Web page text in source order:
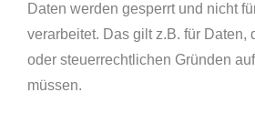
Daten werden gesperrt und nicht
verarbeitet. Das gilt z.B. für Daten,
oder steuerrechtlichen Gründen
müssen.